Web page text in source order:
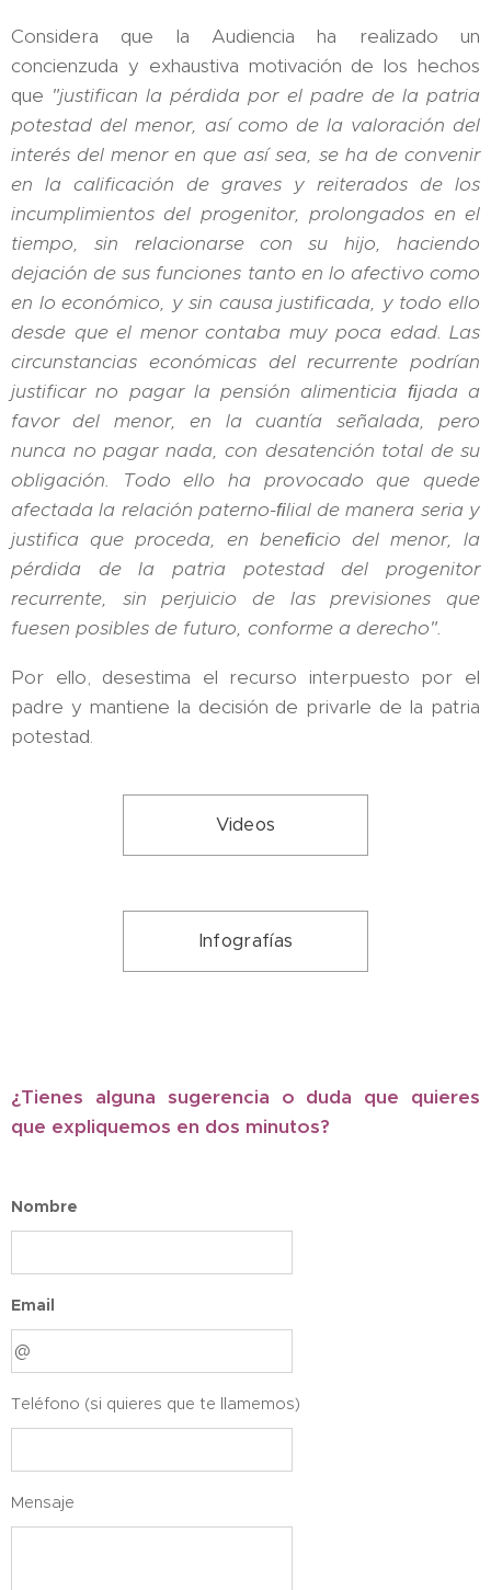
Considera que la Audiencia ha realizado un
concienzuda y exhaustiva motivación de los hechos
que "justifican la pérdida por el padre de la patria
potestad del menor, así como de la valoración del
interés del menor en que así sea, se ha de convenir
en la calificación de graves y reiterados de los
incumplimientos del progenitor, prolongados en el
tiempo, sin relacionarse con su hijo, haciendo
dejación de sus funciones tanto en lo afectivo como
en lo económico, y sin causajustificada, y todo ello
desde que el menor contaba muy poca edad. Las
circunstancias económicas del recurrente podrían
justificarno pagar la pensión alimenticia ﬁjada a
favor del menor, en la cuantía señalada, pero
nunca no pagar nada, con desatención total de su
obligación. Todo ello ha provocado que quede
afectada la relación paterno-ﬁlial de manera seria y
justifica que proceda, en beneﬁcio del menor, la
pérdida de la patria potestad del progenitor
recurrente, sin perjuicio de las previsiones que
fuesen posibles de futuro, conforme a derecho".
Por ello, desestima el recurso interpuesto por el
padre y mantiene la decisión de privarle de la patria
potestad.
Videos
Infografías
¿Tienes alguna sugerencia o duda que quieres
que expliquemos en dos minutos?
Nombre
Email
Teléfono (si quieres que te llamemos)
Mensaje